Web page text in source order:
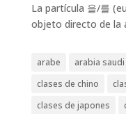
La partícula 을/를
objeto directo de la
arabe arabia saudi
clases de chino
clases de japones